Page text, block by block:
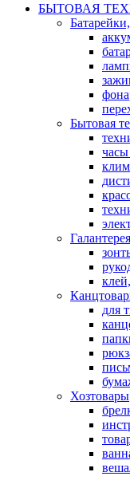
БЫТОВАЯ
Бытовая
Галантерея
для
Хозтовары